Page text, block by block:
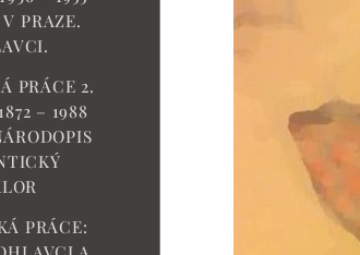
PRAZE.
PRÁCE 2.
– 1988
PRÁCE: